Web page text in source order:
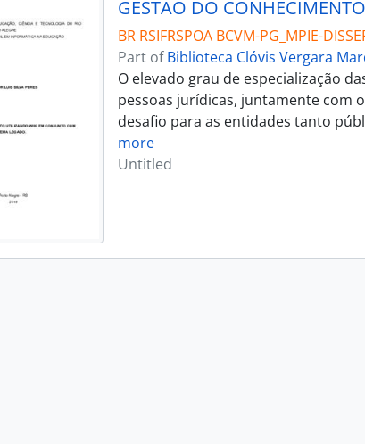
BR RSIFRSPOA BCVM-PG_MPIE-
Part ofBiblioteca Clóvis Vergara
O elevado grau de especialização
pessoas jurídicas, juntamente com
desafio para as entidades tanto
more
Untitled